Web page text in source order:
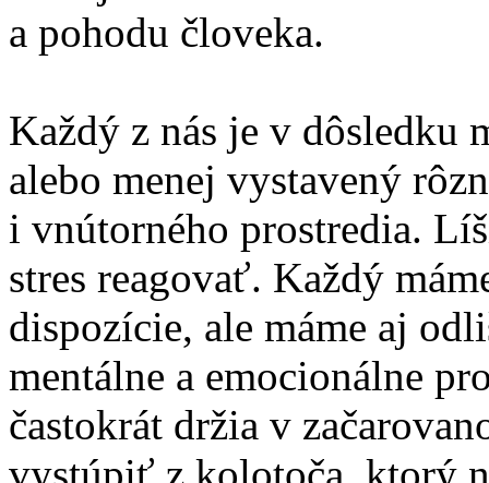
a pohodu človeka.
Každý z nás je v dôsledku
alebo menej vystavený
i vnútorného prostredia.
stres reagovať. Každý
dispozície, ale máme aj
mentálne a emocionálne
častokrát držia v
vystúpiť z kolotoča, ktorý